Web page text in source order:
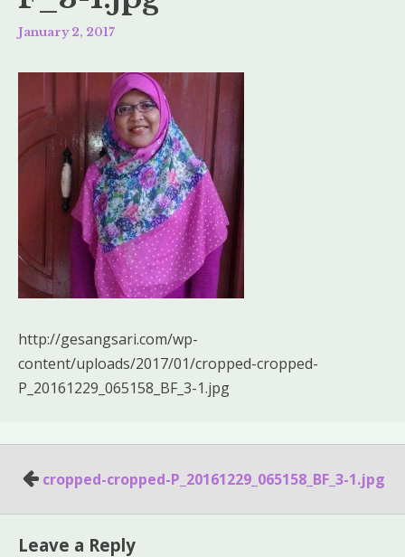
January 2, 2017
http://gesangsari.com/wp-
content/uploads/2017/01/cropped-cropped-
P_20161229_065158_BF_3-1.jpg
Postcropped-cropped-P_20161229_065158_BF_3-1.jpg
Leave a Reply